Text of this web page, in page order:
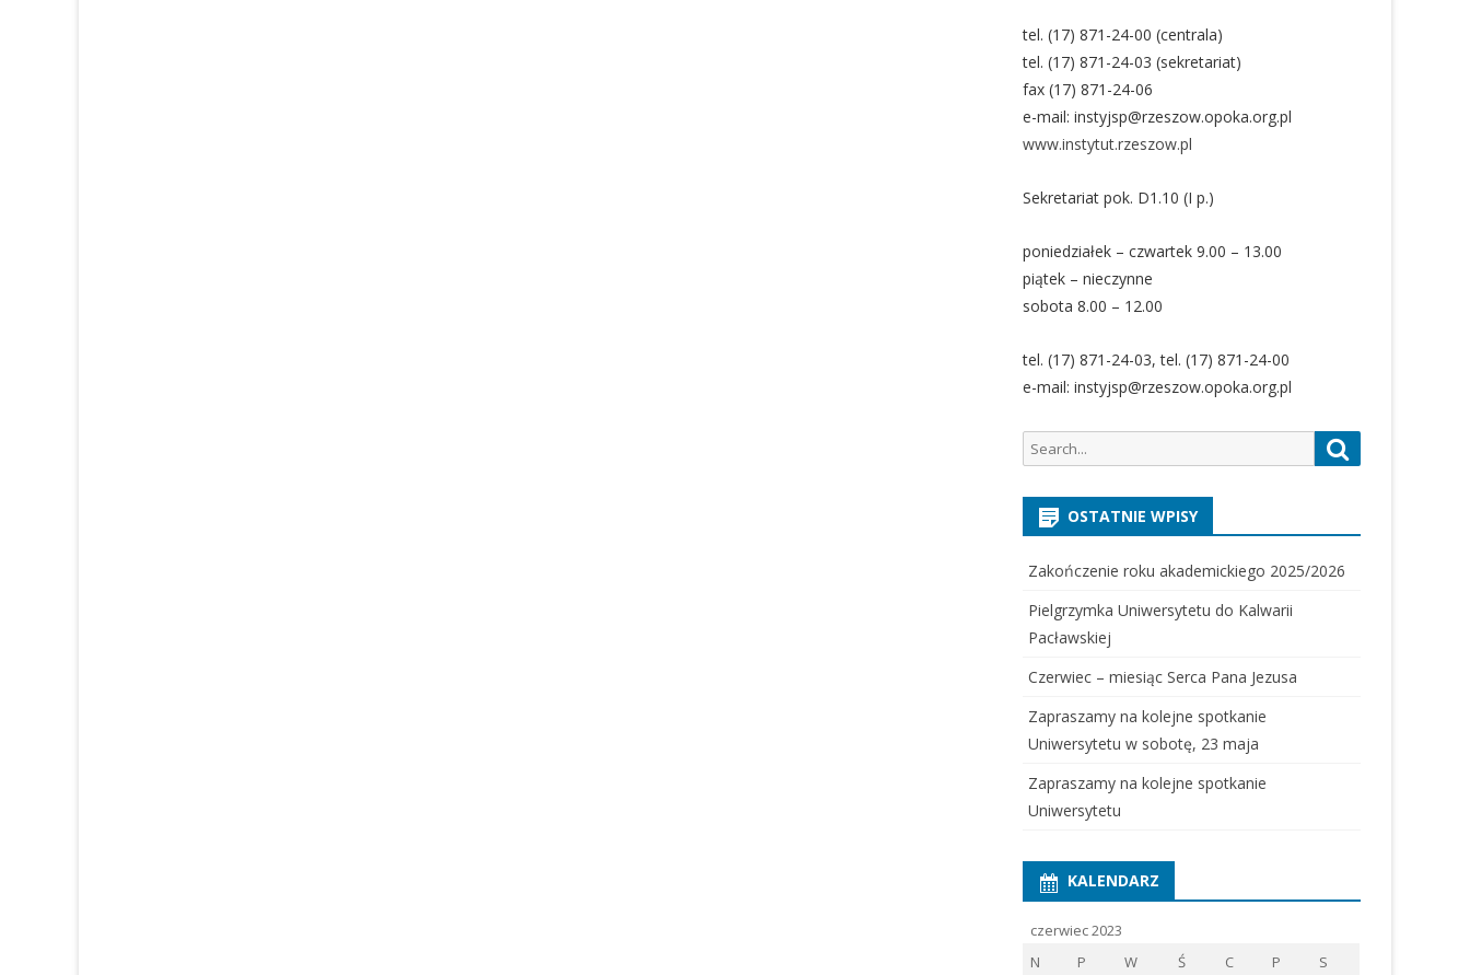
tel. (17) 871-24-00 (centrala)
tel. (17) 871-24-03 (sekretariat)
fax (17) 871-24-06
e-mail: instyjsp@rzeszow.opoka.org.pl
www.instytut.rzeszow.pl
Sekretariat pok. D1.10 (I p.)
poniedziałek – czwartek 9.00 – 13.00
piątek – nieczynne
sobota 8.00 – 12.00
tel. (17) 871-24-03, tel. (17) 871-24-00
e-mail: instyjsp@rzeszow.opoka.org.pl
Search
for:
OSTATNIE WPISY
Zakończenie roku akademickiego 2025/2026
Pielgrzymka Uniwersytetu do Kalwarii
Pacławskiej
Czerwiec – miesiąc Serca Pana Jezusa
Zapraszamy na kolejne spotkanie
Uniwersytetu w sobotę, 23 maja
Zapraszamy na kolejne spotkanie
Uniwersytetu
KALENDARZ
czerwiec 2023
N
P W Ś C P S